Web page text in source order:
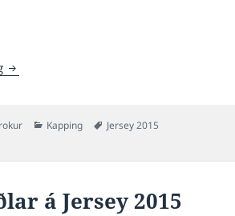
Næstu finalur á Jersey 2015
Author
rokur Categories
Kapping Tags
Jersey 2015
Næstu finalur á Jersey 2015
á Jersey 2015